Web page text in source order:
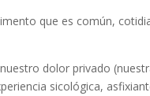
que es común,
dolor privado
sicológica,